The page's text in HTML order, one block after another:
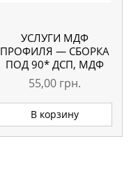
УСЛУГИ МДФ
ПРОФИЛЯ — СБОРКА
ПОД 90* ДСП, МДФ
БОЛЬШЕ 2000 ММ
55,00 грн.
В корзину